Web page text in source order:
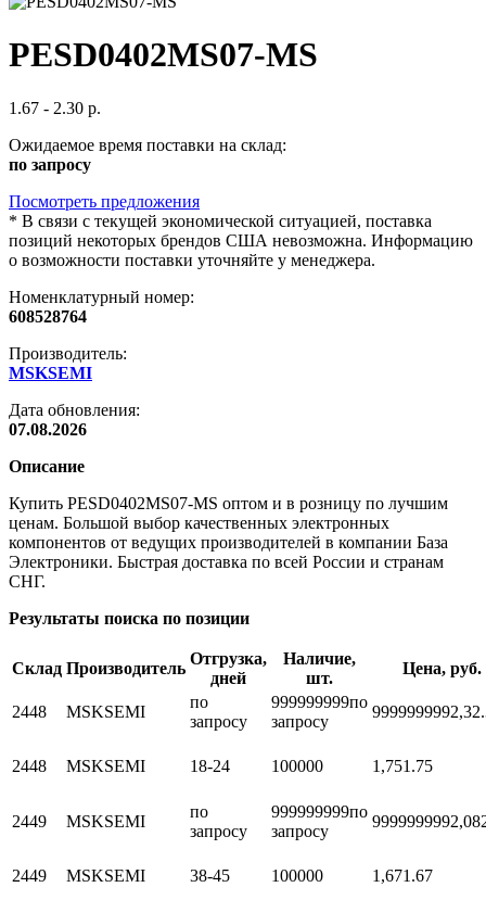
PESD0402MS07-MS
1.67 - 2.30 р.
Ожидаемое время поставки на склад:
по запросу
Посмотреть предложения
* В связи с текущей экономической ситуацией, поставка
позиций некоторых брендов США невозможна. Информацию
о возможности поставки уточняйте у менеджера.
Номенклатурный номер:
608528764
Производитель:
MSKSEMI
Дата обновления:
07.08.2026
Описание
Купить PESD0402MS07-MS оптом и в розницу по лучшим
ценам. Большой выбор качественных электронных
компонентов от ведущих производителей в компании База
Электроники. Быстрая доставка по всей России и странам
СНГ.
Результаты поиска по позиции
Склад Производитель
Отгрузка,
дней
Наличие,
шт.
Цена, руб.
2448 MSKSEMI
по
запросу
999999999по
запросу
9999999992,3
2448 MSKSEMI 18-24 100000 1,751.75
2449 MSKSEMI
по
запросу
999999999по
запросу
9999999992,08
2449 MSKSEMI 38-45 100000 1,671.67